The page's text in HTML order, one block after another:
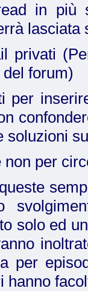
in più
lasciata
privati
forum)
per
soluzioni
per
solo ed
per
hanno